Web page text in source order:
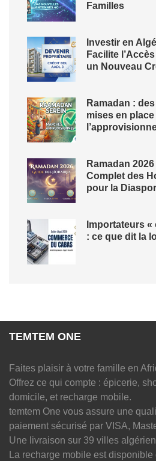
Familles
Investir en
Facilite
un Nouveau
Ramadan :
mises en
Ramadan
Complet des
pour la
Importateurs
: ce que dit la
TEMTEM ONE
Faites plaisir à votre famille en
Offrez ce qui compte : épicerie,
domicile, et recharge mobile.
temtem One vous assure une
paiement sécurisé par VISA,
Une livraison sur 39 villes
La recharge mobile est